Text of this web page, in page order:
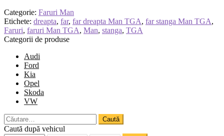
Categorie: Faruri Man
Etichete: dreapta, far, far dreapta Man TGA, far stanga Man TGA,
Faruri, faruri Man TGA, Man, stanga, TGA
Categorii de produse
Audi
Ford
Kia
Opel
Skoda
VW
Caută
după:
Caută după vehicul